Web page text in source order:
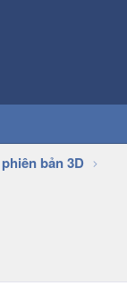
bản 3D